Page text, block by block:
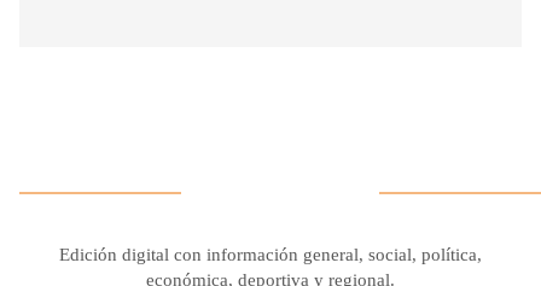
Edición digital con información general, social, política,
económica, deportiva y regional.